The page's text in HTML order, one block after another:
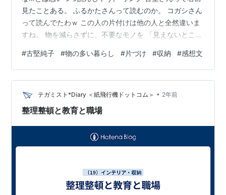
見たことある。 ふるかたさんって読むのか。 コガシさん
って読んでたわｗ この人の片付けは他の人と全然違いま
すね。 物を減らさずに、不要なモノを 「見えないところ
れと。 まず景色を変えろと。 いやそれ一番ヤバイやつじ
ゃあ… 片付けられない人がそれやったら、 まさに「死
蔵」になるよね。 一生日の目を見ない気がするｗ この人
YouTubeやってるから、 「物量減らさずキレイに見せ
る」 って短時間で効果的に見せるためにはそうするしか
#古堅純子 #物の多い暮らし #片づけ #収納 #感想文
テガミスト*Diary ＜紙飛行機ドットコム＞ • 2年前
整理整頓と教育と職場